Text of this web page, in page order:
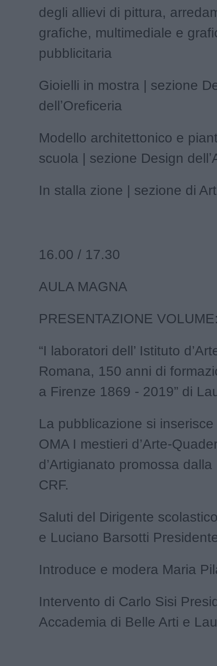
degli allievi di pittura,
grafiche, multimediale e
pubblicitaria
Gioielli in mostra | sezione
dellʼOreficeria
Modello architettonico e
scuola | sezione Design dellʼ
In stalla zione | sezione di
16.00 / 17.30
AULA MAGNA
PRESENTAZIONE
“I laboratori dell’ Istituto
Romana, 150 anni di
a Firenze 1869 - 2019” di
La pubblicazione si
OMA I mestieri d’Arte-
d’Artigianato promossa
CRF.
Saluti del Dirigente
e Luciano Barsotti
Introduce e modera Maria
Intervento di Carlo Sisi
Accademia di Belle Arti e